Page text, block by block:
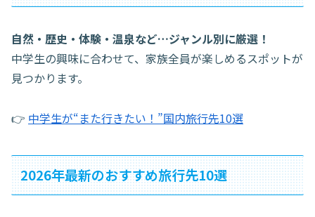
自然・歴史・体験・温泉など…ジャンル別に厳選！
中学生の興味に合わせて、家族全員が楽しめるスポットが
見つかります。
👉 中学生が“また行きたい！”国内旅行先10選
2026年最新のおすすめ旅行先10選